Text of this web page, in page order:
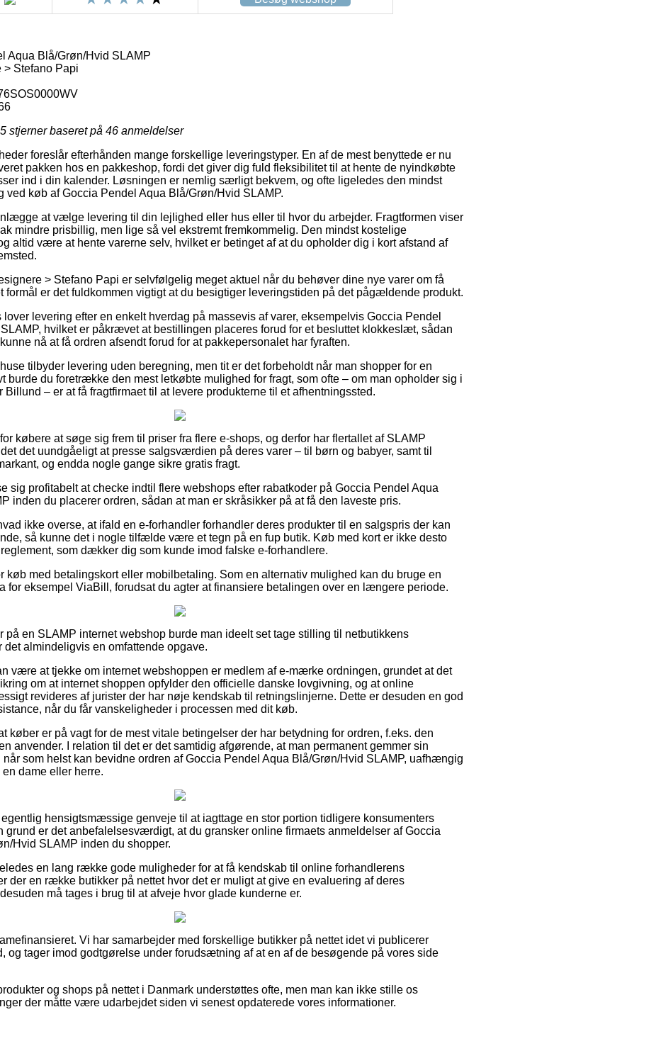
Aqua Blå/Grøn/Hvid SLAMP
> Stefano Papi
stjerner baseret på 46 anmeldelser
foreslår efterhånden mange forskellige leveringstyper. En af de mest benyttede er nu
pakken hos en pakkeshop, fordi det giver dig fuld fleksibilitet til at hente de nyindkøbte
ind i din kalender. Løsningen er nemlig særligt bekvem, og ofte ligeledes den mindst
ved køb af Goccia Pendel Aqua Blå/Grøn/Hvid SLAMP.
at vælge levering til din lejlighed eller hus eller til hvor du arbejder. Fragtformen viser
mindre prisbillig, men lige så vel ekstremt fremkommelig. Den mindst kostelige
altid være at hente varerne selv, hvilket er betinget af at du opholder dig i kort afstand af
> Stefano Papi er selvfølgelig meget aktuel når du behøver dine nye varer om få
formål er det fuldkommen vigtigt at du besigtiger leveringstiden på det pågældende produkt.
levering efter en enkelt hverdag på massevis af varer, eksempelvis Goccia Pendel
hvilket er påkrævet at bestillingen placeres forud for et besluttet klokkeslæt, sådan
nå at få ordren afsendt forud for at pakkepersonalet har fyraften.
tilbyder levering uden beregning, men tit er det forbeholdt når man shopper for en
burde du foretrække den mest letkøbte mulighed for fragt, som ofte – om man opholder sig i
Billund – er at få fragtfirmaet til at levere produkterne til et afhentningssted.
købere at søge sig frem til priser fra flere e-shops, og derfor har flertallet af SLAMP
det uundgåeligt at presse salgsværdien på deres varer – til børn og babyer, samt til
og endda nogle gange sikre gratis fragt.
sig profitabelt at checke indtil flere webshops efter rabatkoder på Goccia Pendel Aqua
inden du placerer ordren, sådan at man er skråsikker på at få den laveste pris.
ikke overse, at ifald en e-forhandler forhandler deres produkter til en salgspris der kan
så kunne det i nogle tilfælde være et tegn på en fup butik. Køb med kort er ikke desto
som dækker dig som kunde imod falske e-forhandlere.
køb med betalingskort eller mobilbetaling. Som en alternativ mulighed kan du bruge en
for eksempel ViaBill, forudsat du agter at finansiere betalingen over en længere periode.
på en SLAMP internet webshop burde man ideelt set tage stilling til netbutikkens
det almindeligvis en omfattende opgave.
være at tjekke om internet webshoppen er medlem af e-mærke ordningen, grundet at det
om at internet shoppen opfylder den officielle danske lovgivning, og at online
revideres af jurister der har nøje kendskab til retningslinjerne. Dette er desuden en god
når du får vanskeligheder i processen med dit køb.
køber er på vagt for de mest vitale betingelser der har betydning for ordren, f.eks. den
anvender. I relation til det er det samtidig afgørende, at man permanent gemmer sin
når som helst kan bevidne ordren af Goccia Pendel Aqua Blå/Grøn/Hvid SLAMP, uafhængig
dame eller herre.
hensigtsmæssige genveje til at iagttage en stor portion tidligere konsumenters
grund er det anbefalelsesværdigt, at du gransker online firmaets anmeldelser af Goccia
Hvid SLAMP inden du shopper.
en lang række gode muligheder for at få kendskab til online forhandlerens
der en række butikker på nettet hvor det er muligt at give en evaluering af deres
må tages i brug til at afveje hvor glade kunderne er.
Vi har samarbejder med forskellige butikker på nettet idet vi publicerer
og tager imod godtgørelse under forudsætning af at en af de besøgende på vores side
og shops på nettet i Danmark understøttes ofte, men man kan ikke stille os
der måtte være udarbejdet siden vi senest opdaterede vores informationer.